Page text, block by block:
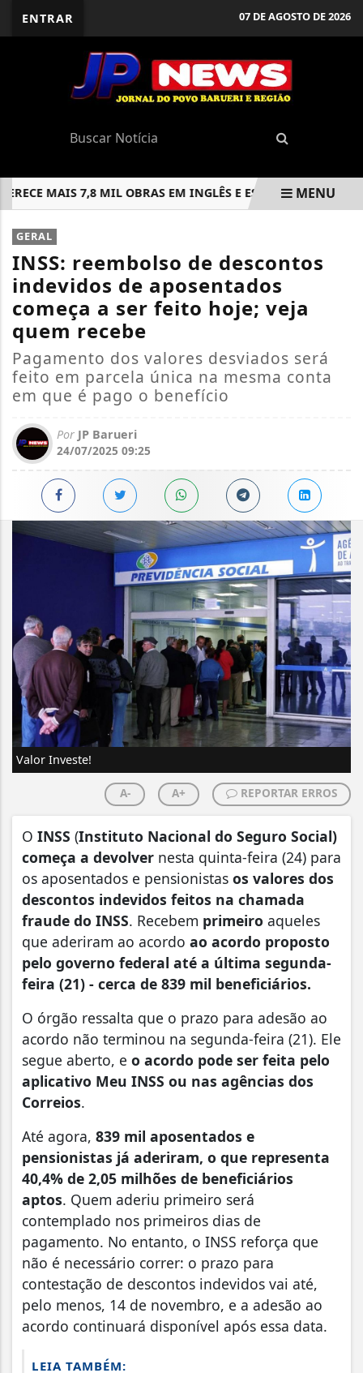
ENTRAR 07 DE AGOSTO DE 2026
MAIS 7,8 MIL OBRAS EM INGLÊS E ESPANHOL
EM ALTA
MENU
GERAL
INSS: reembolso de descontos
indevidos de aposentados
começa a ser feito hoje; veja
quem recebe
Pagamento dos valores desviados será
feito em parcela única na mesma conta
em que é pago o benefício
Por JP Barueri
24/07/2025 09:25
Valor Investe!
A- A+ REPORTAR ERROS
O INSS (Instituto Nacional do Seguro Social)
começa a devolver nesta quinta-feira (24) para
os aposentados e pensionistas os valores dos
descontos indevidos feitos na chamada
fraude do INSS. Recebem primeiro aqueles
que aderiram ao acordo ao acordo proposto
pelo governo federal até a última segunda-
feira (21) - cerca de 839 mil beneficiários.
O órgão ressalta que o prazo para adesão ao
acordo não terminou na segunda-feira (21). Ele
segue aberto, e o acordo pode ser feita pelo
aplicativo Meu INSS ou nas agências dos
Correios.
Até agora, 839 mil aposentados e
pensionistas já aderiram, o que representa
40,4% de 2,05 milhões de beneficiários
aptos. Quem aderiu primeiro será
contemplado nos primeiros dias de
pagamento. No entanto, o INSS reforça que
não é necessário correr: o prazo para
contestação de descontos indevidos vai até,
pelo menos, 14 de novembro, e a adesão ao
acordo continuará disponível após essa data.
LEIA TAMBÉM: